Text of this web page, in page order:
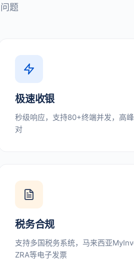
题
极速收银
秒级响应，支持80+终端并发，高
对
税务合规
支持多国税务系统，马来西亚
ZRA等电子发票